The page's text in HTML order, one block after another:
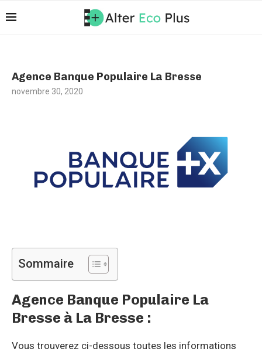
Agence Banque Populaire La Bresse
novembre 30, 2020
Sommaire
Agence Banque Populaire La
Bresse à La Bresse :
Vous trouverez ci-dessous toutes les informations